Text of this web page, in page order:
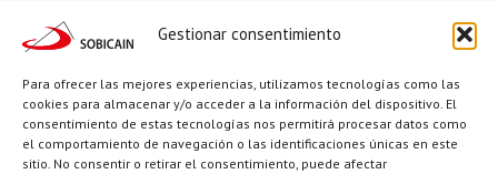
Gestionar consentimiento
Para ofrecer las mejores experiencias, utilizamos tecnologías como las
cookies para almacenar y/o acceder a la información del dispositivo. El
consentimiento de estas tecnologías nos permitirá procesar datos como
el comportamiento de navegación o las identificaciones únicas en este
sitio. No consentir o retirar el consentimiento, puede afectar
Síguenos en:
YouTube
X Facebook
PÁGINAS INSTITUCIONALES